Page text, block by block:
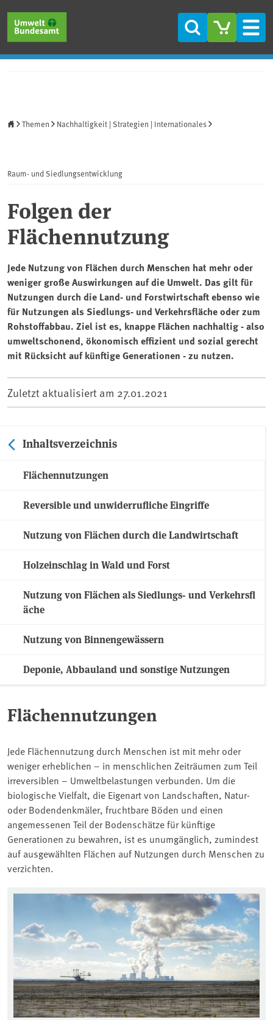
Suche
Themen Nachhaltigkeit | Strategien | Internationales
Raum- und Siedlungsentwicklung
Folgen der
Flächennutzung
Jede Nutzung von Flächen durch Menschen hat mehr oder
weniger große Auswirkungen auf die Umwelt. Das gilt für
Nutzungen durch die Land- und Forstwirtschaft ebenso wie
für Nutzungen als Siedlungs- und Verkehrsfläche oder zum
Rohstoffabbau. Ziel ist es, knappe Flächen nachhaltig - also
umweltschonend, ökonomisch effizient und sozial gerecht
mit Rücksicht auf künftige Generationen - zu nutzen.
Zuletzt aktualisiert am 27.01.2021
Inhaltsverzeichnis
Flächennutzungen
Reversible und unwiderrufliche Eingriffe
Nutzung von Flächen durch die Landwirtschaft
Holzeinschlag in Wald und Forst
Nutzung von Flächen als Siedlungs- und Verkehrsfl
äche
Nutzung von Binnengewässern
Deponie, Abbauland und sonstige Nutzungen
Flächennutzungen
Jede Flächennutzung durch Menschen ist mit mehr oder
weniger erheblichen – in menschlichen Zeiträumen zum Teil
irreversiblen – Umweltbelastungen verbunden. Um die
biologische Vielfalt, die Eigenart von Landschaften, Natur-
oder Bodendenkmäler, fruchtbare Böden und einen
angemessenen Teil der Bodenschätze für künftige
Generationen zu bewahren, ist es unumgänglich, zumindest
auf ausgewählten Flächen auf Nutzungen durch Menschen zu
verzichten.